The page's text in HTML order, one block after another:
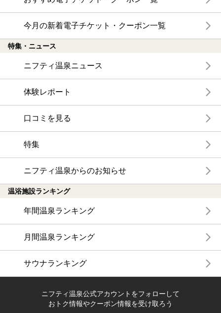
今月の新着電子チケット・クーポン一覧
特集・ニュース
ニフティ温泉ニュース
体験レポート
口コミを見る
特集
ニフティ温泉からのお知らせ
温浴施設ランキング
年間温泉ランキング
月間温泉ランキング
サウナランキング
ニフティ温泉公式アカウントをフォローして
おトク情報やクーポン情報を受け取ろう